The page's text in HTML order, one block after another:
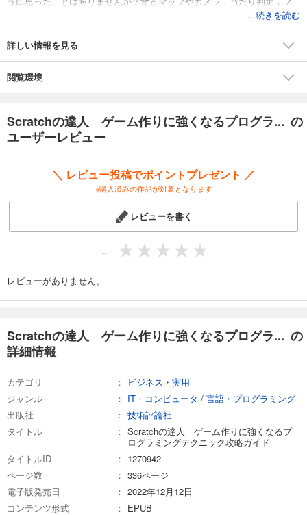
レームなどのテクニックを使いこなせば，本格ゲームは作れるんです。
Scratchだから，プログラムが日本語で読めるから，わかりやすいんで
す！さあ，プログラミングに強くなろう。
...続きを読む
詳しい情報を見る
閲覧環境
Scratchの達人 ゲーム作りに強くなるプログラ... の
ユーザーレビュー
＼ レビュー投稿でポイントプレゼント ／
※購入済みの作品が対象となります
レビューを書く
-
レビューがありません。
Scratchの達人 ゲーム作りに強くなるプログラ... の
詳細情報
カテゴリ
ビジネス・実用
ジャンル
IT・コンピュータ / 言語・プログラミング
出版社
技術評論社
タイトル
Scratchの達人 ゲーム作りに強くなるプ
ログラミングテクニック攻略ガイド
タイトルID
1270942
ページ数
336ページ
電子版発売日
2022年12月12日
コンテンツ形式
EPUB